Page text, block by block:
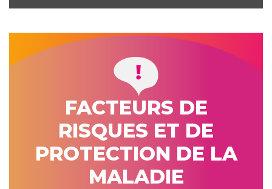
FACTEURS DE
RISQUES ET DE
PROTECTION DE LA
MALADIE